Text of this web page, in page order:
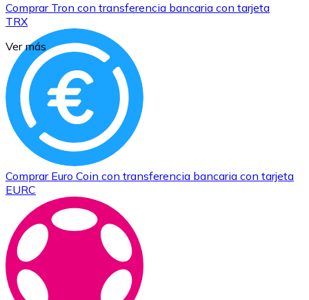
Comprar Tron con transferencia bancaria con tarjeta
TRX
Comprar Euro Coin con transferencia bancaria con tarjeta
EURC
Ver más